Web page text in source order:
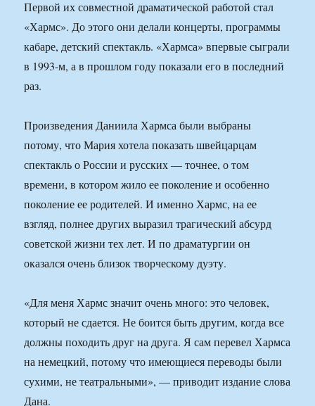
Первой их совместной драматической работой стал
«Хармс». До этого они делали концерты, программы
кабаре, детский спектакль. «Хармса» впервые сыграли
в 1993-м, а в прошлом году показали его в последний
раз.
Произведения Даниила Хармса были выбраны
потому, что Мария хотела показать швейцарцам
спектакль о России и русских — точнее, о том
времени, в котором жило ее поколение и особенно
поколение ее родителей. И именно Хармс, на ее
взгляд, полнее других выразил трагический абсурд
советской жизни тех лет. И по драматургии он
оказался очень близок творческому дуэту.
«Для меня Хармс значит очень много: это человек,
который не сдается. Не боится быть другим, когда все
должны походить друг на друга. Я сам перевел Хармса
на немецкий, потому что имеющиеся переводы были
сухими, не театральными», — приводит издание слова
Дана.